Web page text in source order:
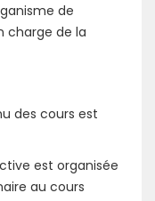
de
charge de la
des cours est
est organisée
au cours